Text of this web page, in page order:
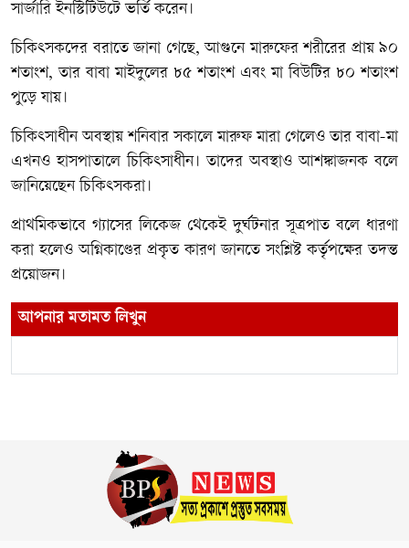
সার্জারি ইনস্টিটিউটে ভর্তি করেন।
চিকিৎসকদের বরাতে জানা গেছে, আগুনে মারুফের শরীরের প্রায় ৯০
শতাংশ, তার বাবা মাইদুলের ৮৫ শতাংশ এবং মা বিউটির ৮০ শতাংশ
পুড়ে যায়।
চিকিৎসাধীন অবস্থায় শনিবার সকালে মারুফ মারা গেলেও তার বাবা-মা
এখনও হাসপাতালে চিকিৎসাধীন। তাদের অবস্থাও আশঙ্কাজনক বলে
জানিয়েছেন চিকিৎসকরা।
প্রাথমিকভাবে গ্যাসের লিকেজ থেকেই দুর্ঘটনার সূত্রপাত বলে ধারণা
করা হলেও অগ্নিকাণ্ডের প্রকৃত কারণ জানতে সংশ্লিষ্ট কর্তৃপক্ষের তদন্ত
প্রয়োজন।
আপনার মতামত লিখুন